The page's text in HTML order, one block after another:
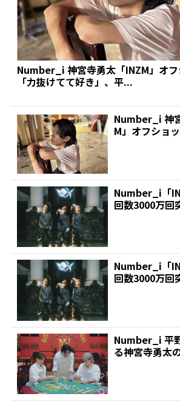
Number_i 神宮寺勇太「INZM」オ
「力抜けてて好き」、平...
Number_i 神
M」オフショ
Number_i「
回数3000万回
Number_i「
回数3000万回
Number_i 平
る神宮寺勇太